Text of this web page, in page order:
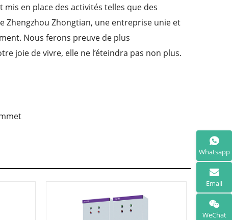
en place des activités telles que des
Zhengzhou Zhongtian, une entreprise unie et
Nous ferons preuve de plus
joie de vivre, elle ne l’éteindra pas non plus.
Whatsapp
Email
WeChat